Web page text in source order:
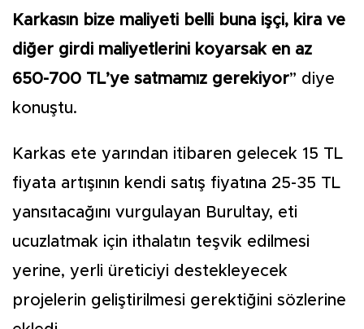
Karkasın bize maliyeti belli buna işçi, kira ve
diğer girdi maliyetlerini koyarsak en az
650-700 TL’ye satmamız gerekiyor” diye
konuştu.
Karkas ete yarından itibaren gelecek 15 TL
fiyata artışının kendi satış fiyatına 25-35 TL
yansıtacağını vurgulayan Burultay, eti
ucuzlatmak için ithalatın teşvik edilmesi
yerine, yerli üreticiyi destekleyecek
projelerin geliştirilmesi gerektiğini sözlerine